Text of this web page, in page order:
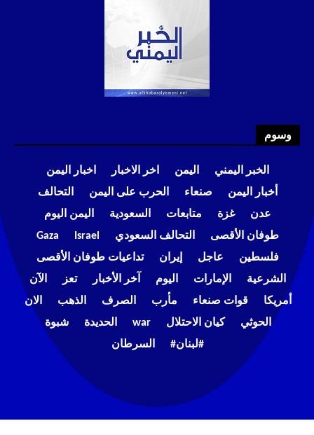
وسوم
الخبر اليمني اليمن اخر الاخبار
اخبار اليمن
أخبار اليمن
صنعاء الحرب على اليمن
التحالف
عدن
غزة متابعات السعودية
اليمن اليوم
طوفان الأقصى
التحالف السعودي Israel
Gaza
فلسطين
عاجل إيران
تداعيات طوفان الأقصى
الشرعية
الإمارات اليوم آخر الأخبار تعز
الآن
أمريكا
قوات صنعاء مأرب الصرف الذهب
الان
الحوثي
كيان الاحتلال war الحديدة
شبوة
#لبنان#
السرطان